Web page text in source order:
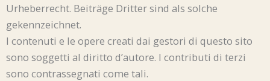
Urheberrecht. Beiträge Dritter sind als solche
gekennzeichnet.
I contenuti e le opere creati dai gestori di questo sito
sono soggetti al diritto d’autore. I contributi di terzi
sono contrassegnati come tali.